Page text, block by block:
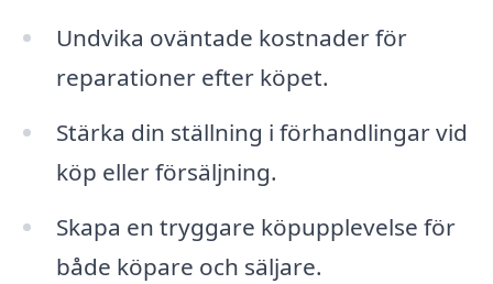
Undvika oväntade kostnader för
reparationer efter köpet.
Stärka din ställning i förhandlingar vid
köp eller försäljning.
Skapa en tryggare köpupplevelse för
både köpare och säljare.